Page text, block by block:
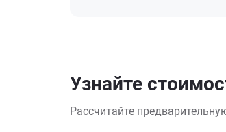
Узнайте
Рассчитайте